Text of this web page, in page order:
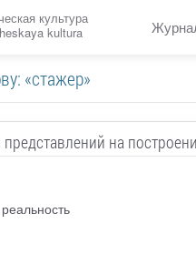
культура
kultura
«стажер»
на